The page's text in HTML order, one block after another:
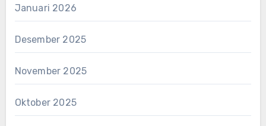
Januari 2026
Desember 2025
November 2025
Oktober 2025